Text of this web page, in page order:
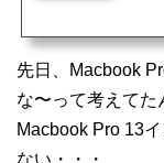
かったこと
だったの
先日、Macbook
な〜って考えてた
Macbook Pro 13
ない・・・